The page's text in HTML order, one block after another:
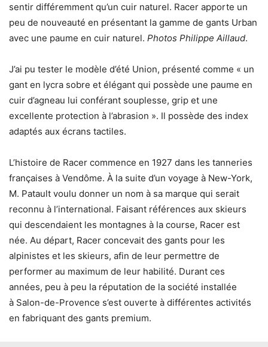
sentir différemment qu’un cuir naturel. Racer apporte un
peu de nouveauté en présentant la gamme de gants Urban
avec une paume en cuir naturel. Photos Philippe Aillaud.
J’ai pu tester le modèle d’été Union, présenté comme « un
gant en lycra sobre et élégant qui possède une paume en
cuir d’agneau lui conférant souplesse, grip et une
excellente protection à l’abrasion ». Il possède des index
adaptés aux écrans tactiles.
L’histoire de Racer commence en 1927 dans les tanneries
françaises à Vendôme. À la suite d’un voyage à New-York,
M. Patault voulu donner un nom à sa marque qui serait
reconnu à l’international. Faisant références aux skieurs
qui descendaient les montagnes à la course, Racer est
née. Au départ, Racer concevait des gants pour les
alpinistes et les skieurs, afin de leur permettre de
performer au maximum de leur habilité. Durant ces
années, peu à peu la réputation de la société installée
à Salon-de-Provence s’est ouverte à différentes activités
en fabriquant des gants premium.